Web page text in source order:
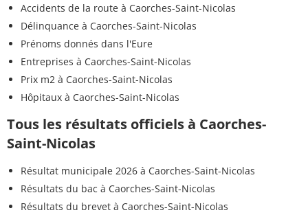
Accidents de la route à Caorches-Saint-Nicolas
Délinquance à Caorches-Saint-Nicolas
Prénoms donnés dans l'Eure
Entreprises à Caorches-Saint-Nicolas
Prix m2 à Caorches-Saint-Nicolas
Hôpitaux à Caorches-Saint-Nicolas
Tous les résultats officiels à Caorches-
Saint-Nicolas
Résultat municipale 2026 à Caorches-Saint-Nicolas
Résultats du bac à Caorches-Saint-Nicolas
Résultats du brevet à Caorches-Saint-Nicolas